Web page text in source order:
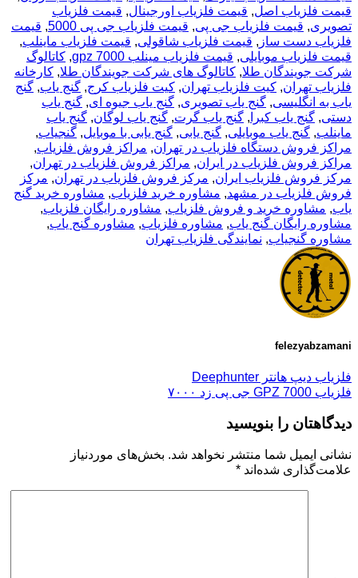
قیمت فلزیاب اصل, قیمت فلزیاب اورجینال, قیمت فلزیاب
تصویری, قیمت فلزیاب جی پی, قیمت فلزیاب جی پی 5000 , قیمت
فلزیاب دست ساز , قیمت فلزیاب شاقولی, قیمت فلزیاب ماینلب,
قیمت فلزیاب موبایلی, قیمت فلزیاب مینلب gpz 7000 , کاتالوگ
شرکت جویندگان طلا, کاتالوگ های شرکت جویندگان طلا, کارخانه
فلزیاب تهران, کیت فلزیاب تهران, کیت فلزیاب کرج, گنج یاب, گنج
یاب به انگلیسی, گنج یاب تصویری, گنج یاب جیوه ای, گنج یاب
دستی, گنج یاب کبرا , گنج یاب گرت, گنج یاب لوگان, گنج یاب
ماینلب, گنج یاب موبایلی, گنج یابی, گنج یابی با موبایل, گنجیاب,
مراکز فروش دستگاه فلزیاب در تهران, مراکز فروش فلزیاب,
مراکز فروش فلزیاب در ایران, مراکز فروش فلزیاب در تهران,
مرکز فروش فلزیاب ایران, مرکز فروش فلزیاب در تهران, مرکز
فروش فلزیاب در مشهد, مشاوره خرید فلزیاب, مشاوره خرید گنج
یاب, مشاوره خرید و فروش فلزیاب, مشاوره رایگان فلزیاب,
مشاوره رایگان گنج یاب, مشاوره فلزیاب, مشاوره گنج یاب,
مشاوره گنجیاب, نمایندگی فلزیاب تهران
felezyabzamani
فلزیاب دیپ هانتر Deephunter
فلزیاب GPZ 7000 جی پی زد ۷۰۰۰
دیدگاهتان را بنویسید
نشانی ایمیل شما منتشر نخواهد شد. بخش‌های موردنیاز
علامت‌گذاری شده‌اند *